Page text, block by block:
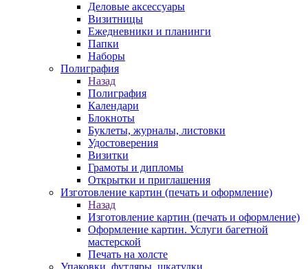
Деловые аксессуары
Визитницы
Ежедневники и планинги
Папки
Наборы
Полиграфия
Назад
Полиграфия
Календари
Блокноты
Буклеты, журналы, листовки
Удостоверения
Визитки
Грамоты и дипломы
Открытки и приглашения
Изготовление картин (печать и оформление)
Назад
Изготовление картин (печать и оформление)
Оформление картин. Услуги багетной
мастерской
Печать на холсте
Упаковки, футляры, шкатулки